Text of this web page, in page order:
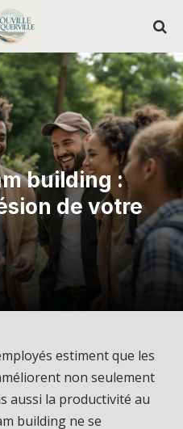
building :
de votre
estiment que les
non seulement
aussi la productivité au
building ne se